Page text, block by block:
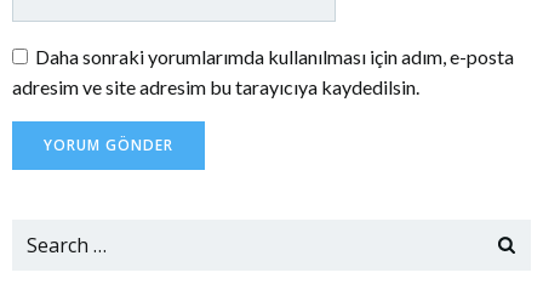
Daha sonraki yorumlarımda kullanılması için adım, e-posta
adresim ve site adresim bu tarayıcıya kaydedilsin.
Search